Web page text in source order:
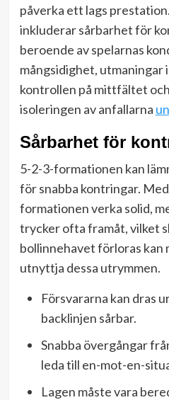
påverka ett lags
inkluderar sårbarhet för
beroende av spelarnas
mångsidighet, utmaningar
kontrollen på mittfältet
isoleringen av anfallarna
Sårbarhet för
5-2-3-formationen kan
för snabba kontringar.
formationen verka solid,
trycker ofta framåt, vilket
bollinnehavet förloras kan
utnyttja dessa utrymmen.
Försvararna kan dras
backlinjen sårbar.
Snabba övergångar
leda till en-mot-en-
Lagen måste vara